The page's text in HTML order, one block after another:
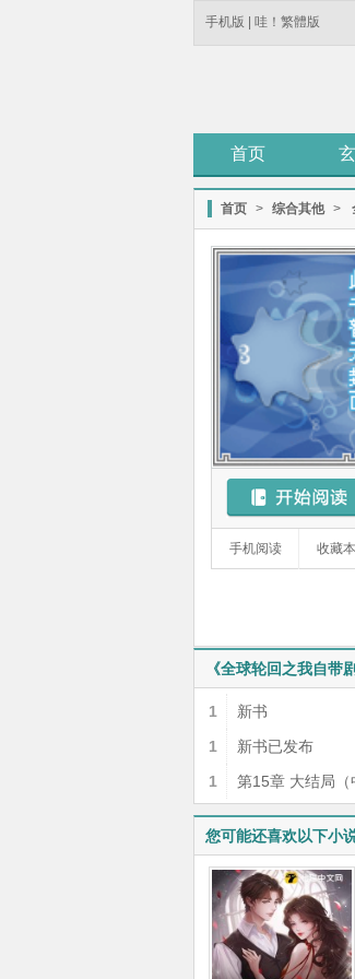
手机版 哇！繁體版
首页
首页 > 综合其他 >
手机阅读 收藏
《全球轮回之我自带
1 新书
1
新书已发布
1
第15章 大结局（
您可能还喜欢以下小